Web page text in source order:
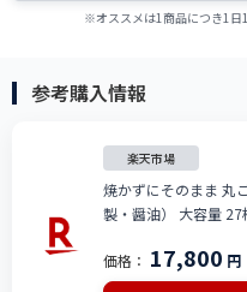
※オススメは1商品につき1日
参考購入情報
楽天市場
焼かずにそのまま 丸
製・醤油） 大容量
湯せん 調理 さんま さ
価格： 17,800 円